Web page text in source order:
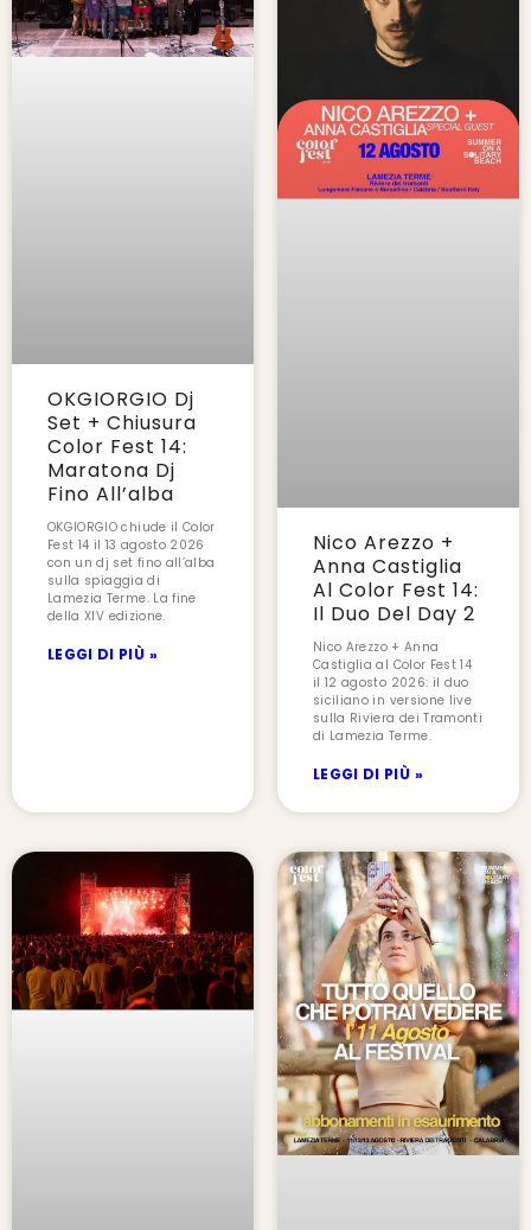
OKGIORGIO Dj
Set + Chiusura
Color Fest 14:
Maratona Dj
Fino All’alba
OKGIORGIO chiude il Color
Fest 14 il 13 agosto 2026
con un dj set fino all’alba
sulla spiaggia di
Lamezia Terme. La fine
della XIV edizione.
LEGGI DI PIÙ »
Nico Arezzo +
Anna Castiglia
Al Color Fest 14:
Il Duo Del Day 2
Nico Arezzo + Anna
Castiglia al Color Fest 14
il 12 agosto 2026: il duo
siciliano in versione live
sulla Riviera dei Tramonti
di Lamezia Terme.
LEGGI DI PIÙ »